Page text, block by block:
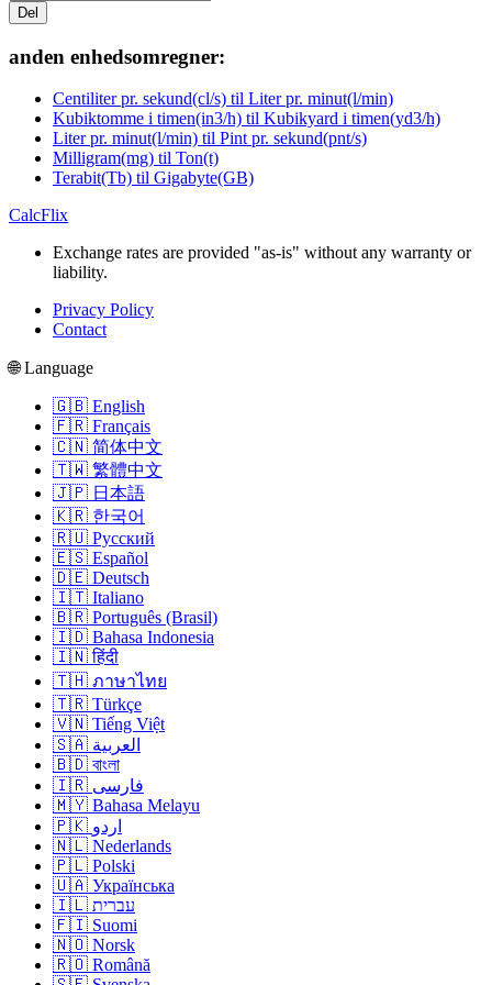
Del
anden enhedsomregner:
Centiliter pr. sekund(cl/s) til Liter pr. minut(l/min)
Kubiktomme i timen(in3/h) til Kubikyard i timen(yd3/h)
Liter pr. minut(l/min) til Pint pr. sekund(pnt/s)
Milligram(mg) til Ton(t)
Terabit(Tb) til Gigabyte(GB)
CalcFlix
Exchange rates are provided "as-is" without any warranty or
liability.
Privacy Policy
Contact
🌐 Language
🇬🇧 English
🇫🇷 Français
🇨🇳 简体中文
🇹🇼 繁體中文
🇯🇵 日本語
🇰🇷 한국어
🇷🇺 Русский
🇪🇸 Español
🇩🇪 Deutsch
🇮🇹 Italiano
🇧🇷 Português (Brasil)
🇮🇩 Bahasa Indonesia
🇮🇳 हिंदी
🇹🇭 ภาษาไทย
🇹🇷 Türkçe
🇻🇳 Tiếng Việt
🇸🇦 العربية
🇧🇩 বাংলা
🇮🇷 فارسی
🇲🇾 Bahasa Melayu
🇵🇰 اردو
🇳🇱 Nederlands
🇵🇱 Polski
🇺🇦 Українська
🇮🇱 עברית
🇫🇮 Suomi
🇳🇴 Norsk
🇷🇴 Română